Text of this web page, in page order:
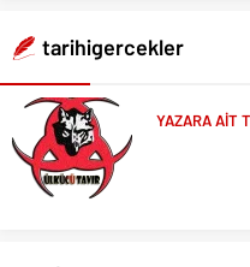
tarihigercekler
YAZARA AİT